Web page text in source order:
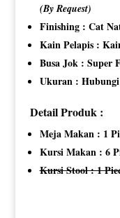
(By Request)
Finishing : Cat
Kain Pelapis :
Busa Jok : Super
Ukuran :
Detail Produk :
Meja Makan : 1
Kursi Makan : 6
Kursi Stool : 1